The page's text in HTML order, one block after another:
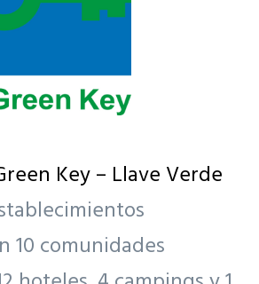
Key – Llave Verde
10 comunidades